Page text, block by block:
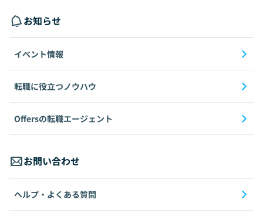
お知らせ
イベント情報
転職に役立つノウハウ
Offersの転職エージェント
お問い合わせ
ヘルプ・よくある質問